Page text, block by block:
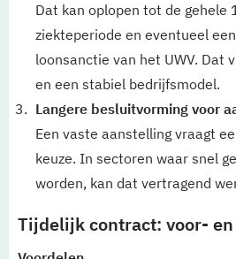
Dat kan oplopen tot de gehele
ziekteperiode en eventueel
loonsanctie van het UWV. Dat
en een stabiel bedrijfsmodel.
Langere besluitvorming voor
Een vaste aanstelling vraagt
keuze. In sectoren waar snel
worden, kan dat vertragend
Tijdelijk contract: voor-